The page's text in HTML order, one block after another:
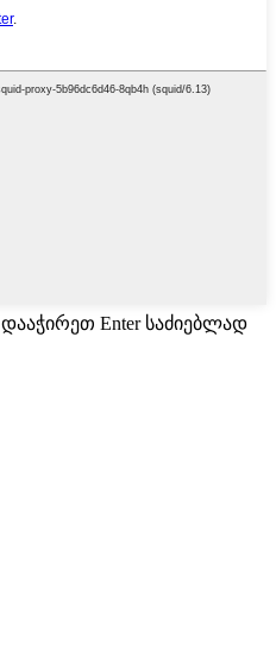
დააჭირეთ Enter საძიებლად